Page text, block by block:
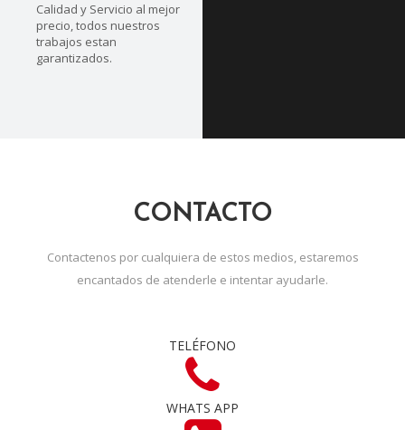
Calidad y Servicio al mejor
precio, todos nuestros
trabajos estan
garantizados.
CONTACTO
Contactenos por cualquiera de estos medios, estaremos
encantados de atenderle e intentar ayudarle.
TELÉFONO
WHATS APP